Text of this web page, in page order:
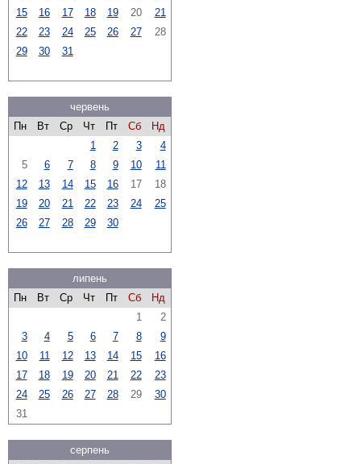
15
16 17 18 19 20
21
22
23 24 25 26 27
28
29
30 31
червень
Пн
Вт Ср Чт Пт Сб
Нд
1
2 3
4
5
6 7 8 9 10
11
12
13 14 15 16 17
18
19
20 21 22 23 24
25
26
27 28 29 30
липень
Пн
Вт Ср Чт Пт Сб
Нд
1
2
3
4 5 6 7 8
9
10
11 12 13 14 15
16
17
18 19 20 21 22
23
24
25 26 27 28 29
30
31
серпень